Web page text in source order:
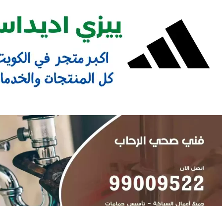
content